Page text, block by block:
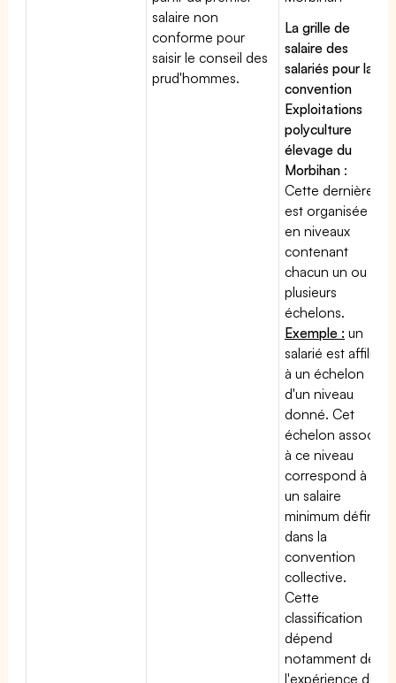
salaire non
conforme pour
saisir le conseil des
prud'hommes.
La grille de
salaire des
salariés pour la
convention
Exploitations
polyculture
élevage du
Morbihan :
Cette dernière
est organisée
en niveaux
contenant
chacun un ou
plusieurs
échelons.
Exemple : un
salarié est affilié
à un échelon
d'un niveau
donné. Cet
échelon associé
à ce niveau
correspond à
un salaire
minimum défini
dans la
convention
collective.
Cette
classification
dépend
notamment de
l'expérience du